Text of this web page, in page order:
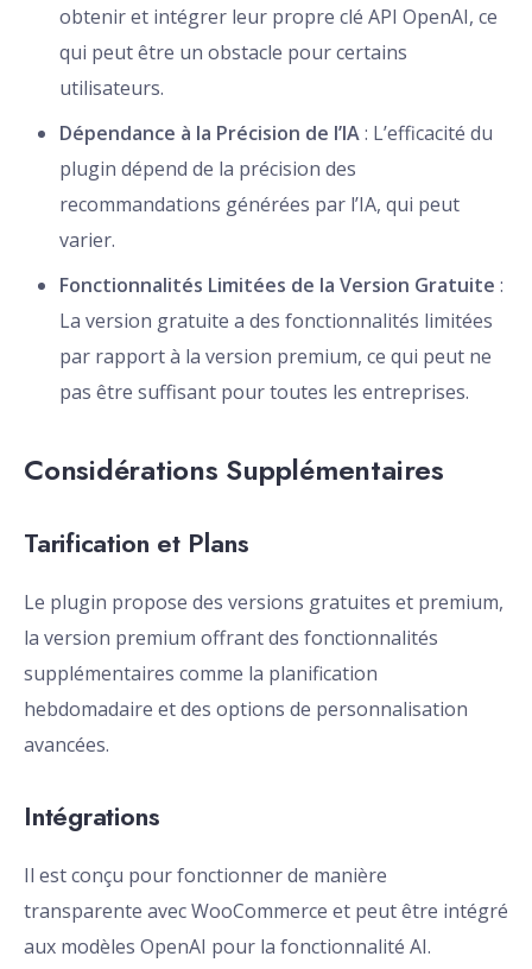
obtenir et intégrer leur propre clé API OpenAI, ce
qui peut être un obstacle pour certains
utilisateurs.
Dépendance à la Précision de l’IA: L’efficacité du
plugin dépend de la précision des
recommandations générées par l’IA, qui peut
varier.
Fonctionnalités Limitées de la Version Gratuite :
La version gratuite a des fonctionnalités limitées
par rapport à la version premium, ce qui peut ne
pas être suffisant pour toutes les entreprises.
Considérations Supplémentaires
Tarification et Plans
Le plugin propose des versions gratuites et premium,
la version premium offrant des fonctionnalités
supplémentaires comme la planification
hebdomadaire et des options de personnalisation
avancées.
Intégrations
Il est conçu pour fonctionner de manière
transparente avec WooCommerce et peut être intégré
aux modèles OpenAI pour la fonctionnalité AI.